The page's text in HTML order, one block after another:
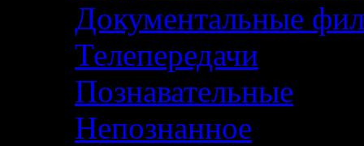
Документальные
Телепередачи
Познавательные
Непознанное